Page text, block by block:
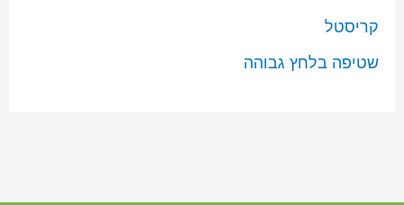
קריסטל
שטיפה בלחץ גבוהה